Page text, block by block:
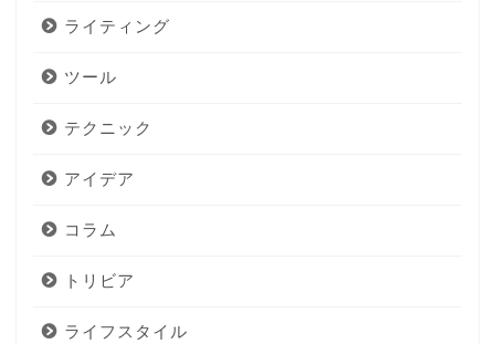
ライティング
ツール
テクニック
アイデア
コラム
トリビア
ライフスタイル